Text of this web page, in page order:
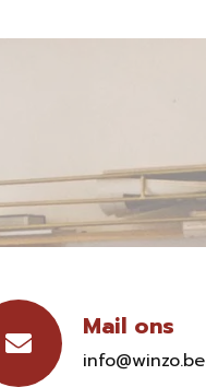
Mail ons
info@winzo.be